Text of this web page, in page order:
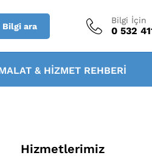
Bilgi ara
Bilgi İçin
0 532
& HIZMET REHBERI
Hizmetlerimiz